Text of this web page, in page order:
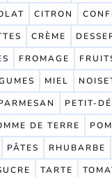
CITRON
CRÈME
FROMAGE
MIEL
PETIT-
DE TERRE
PÂTES RHUBARBE
TARTE